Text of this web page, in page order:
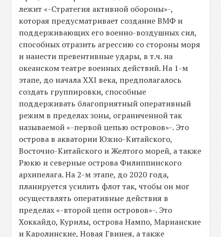
лежит «-Стратегия активной обороны»-,
которая предусматривает создание ВМФ и
поддерживающих его военно-воздушных сил,
способных отразить агрессию со стороны моря
и нанести превентивные удары, в т.ч. на
океанском театре военных действий. На 1-м
этапе, до начала XXI века, предполагалось
создать группировки, способные
поддерживать благоприятный оперативный
режим в пределах зоны, ограниченной так
называемой «-первой цепью островов»-. Это
острова в акватории Южно-Китайского,
Восточно-Китайского и Желтого морей, а также
Рюкю и северные острова Филиппинского
архипелага. На 2-м этапе, до 2020 года,
планируется усилить флот так, чтобы он мог
осуществлять оперативные действия в
пределах «-второй цепи островов»-. Это
Хоккайдо, Курилы, острова Нампо, Марианские
и Каролинские, Новая Гвинея, а также